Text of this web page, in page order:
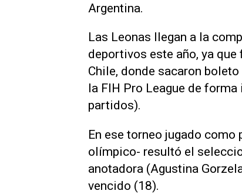
Argentina.
Las Leonas llegan a la
deportivos este año, ya que
Chile, donde sacaron
la FIH Pro League de
partidos).
En ese torneo jugado
olímpico- resultó el
anotadora (Agustina
vencido (18).